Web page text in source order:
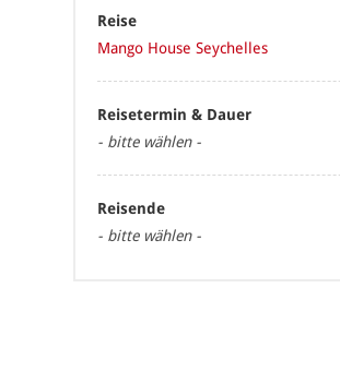
Reise
Mango House Seychelles
Reisetermin & Dauer
- bitte wählen -
Reisende
- bitte wählen -